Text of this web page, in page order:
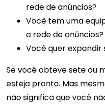
rede de anúncios?
Você tem uma
a rede de anúncios?
Você quer expandir
Se você obteve sete ou
esteja pronto. Mas
não significa que você